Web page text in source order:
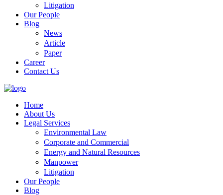
Litigation
Our People
Blog
News
Article
Paper
Career
Contact Us
Home
About Us
Legal Services
Environmental Law
Corporate and Commercial
Energy and Natural Resources
Manpower
Litigation
Our People
Blog